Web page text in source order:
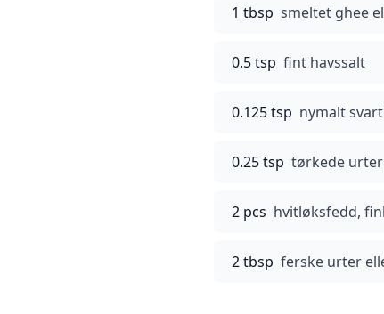
1 tbsp smeltet ghee
0.5 tsp fint havssalt
0.125 tsp nymalt
0.25 tsp tørkede
2 pcs hvitløksfedd,
2 tbsp ferske urter